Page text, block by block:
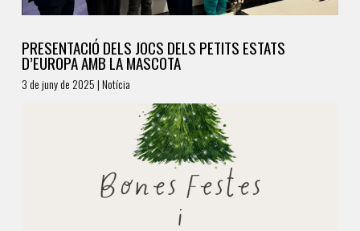
PRESENTACIÓ DELS JOCS DELS PETITS ESTATS
D’EUROPA AMB LA MASCOTA
3 de juny de 2025 | Notícia